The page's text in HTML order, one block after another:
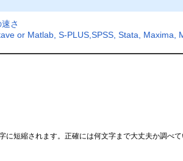
さ
or Matlab, S-PLUS,SPSS, Stata, Maxima,
短縮されます。正確には何文字まで大丈夫か調べて